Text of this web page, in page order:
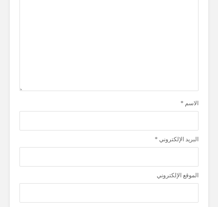
الاسم *
البريد الإلكتروني *
الموقع الإلكتروني